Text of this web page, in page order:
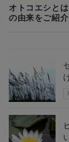
オトコエシと
の由来をご紹